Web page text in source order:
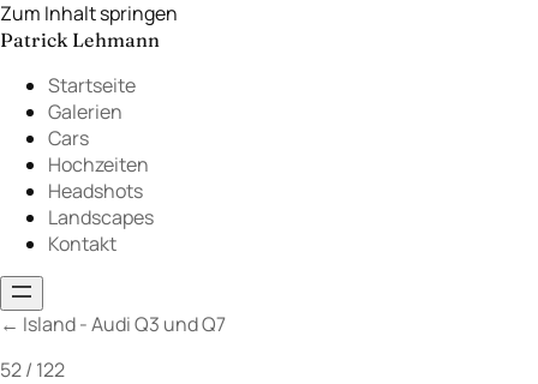
Zum Inhalt springen
Patrick Lehmann
Startseite
Galerien
Cars
Hochzeiten
Headshots
Landscapes
Kontakt
← Island - Audi Q3 und Q7
52 / 122